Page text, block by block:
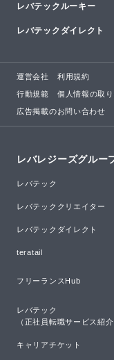
レバテックルーキー
レバテックダイレクト
運営会社 利用規約
行動規範 個人情報の取
広告掲載のお問い合わせ
レバレジーズグルー
レバテック
レバテッククリエイター
レバテックダイレクト
teratail
フリーランスHub
レバテック
（正社員転職サービス紹介
キャリアチケット